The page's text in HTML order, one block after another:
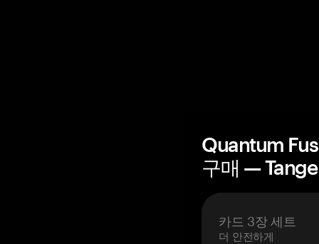
Quantum
구매 —
카드 3장 세트
더 안전하게